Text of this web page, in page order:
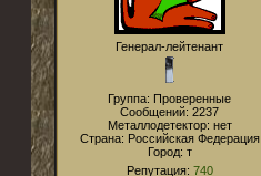
Генерал-лейтенант
Группа: Проверенные
Сообщений: 2237
Металлодетектор: нет
Страна: Российская Федерация
Город: т
Репутация: 740